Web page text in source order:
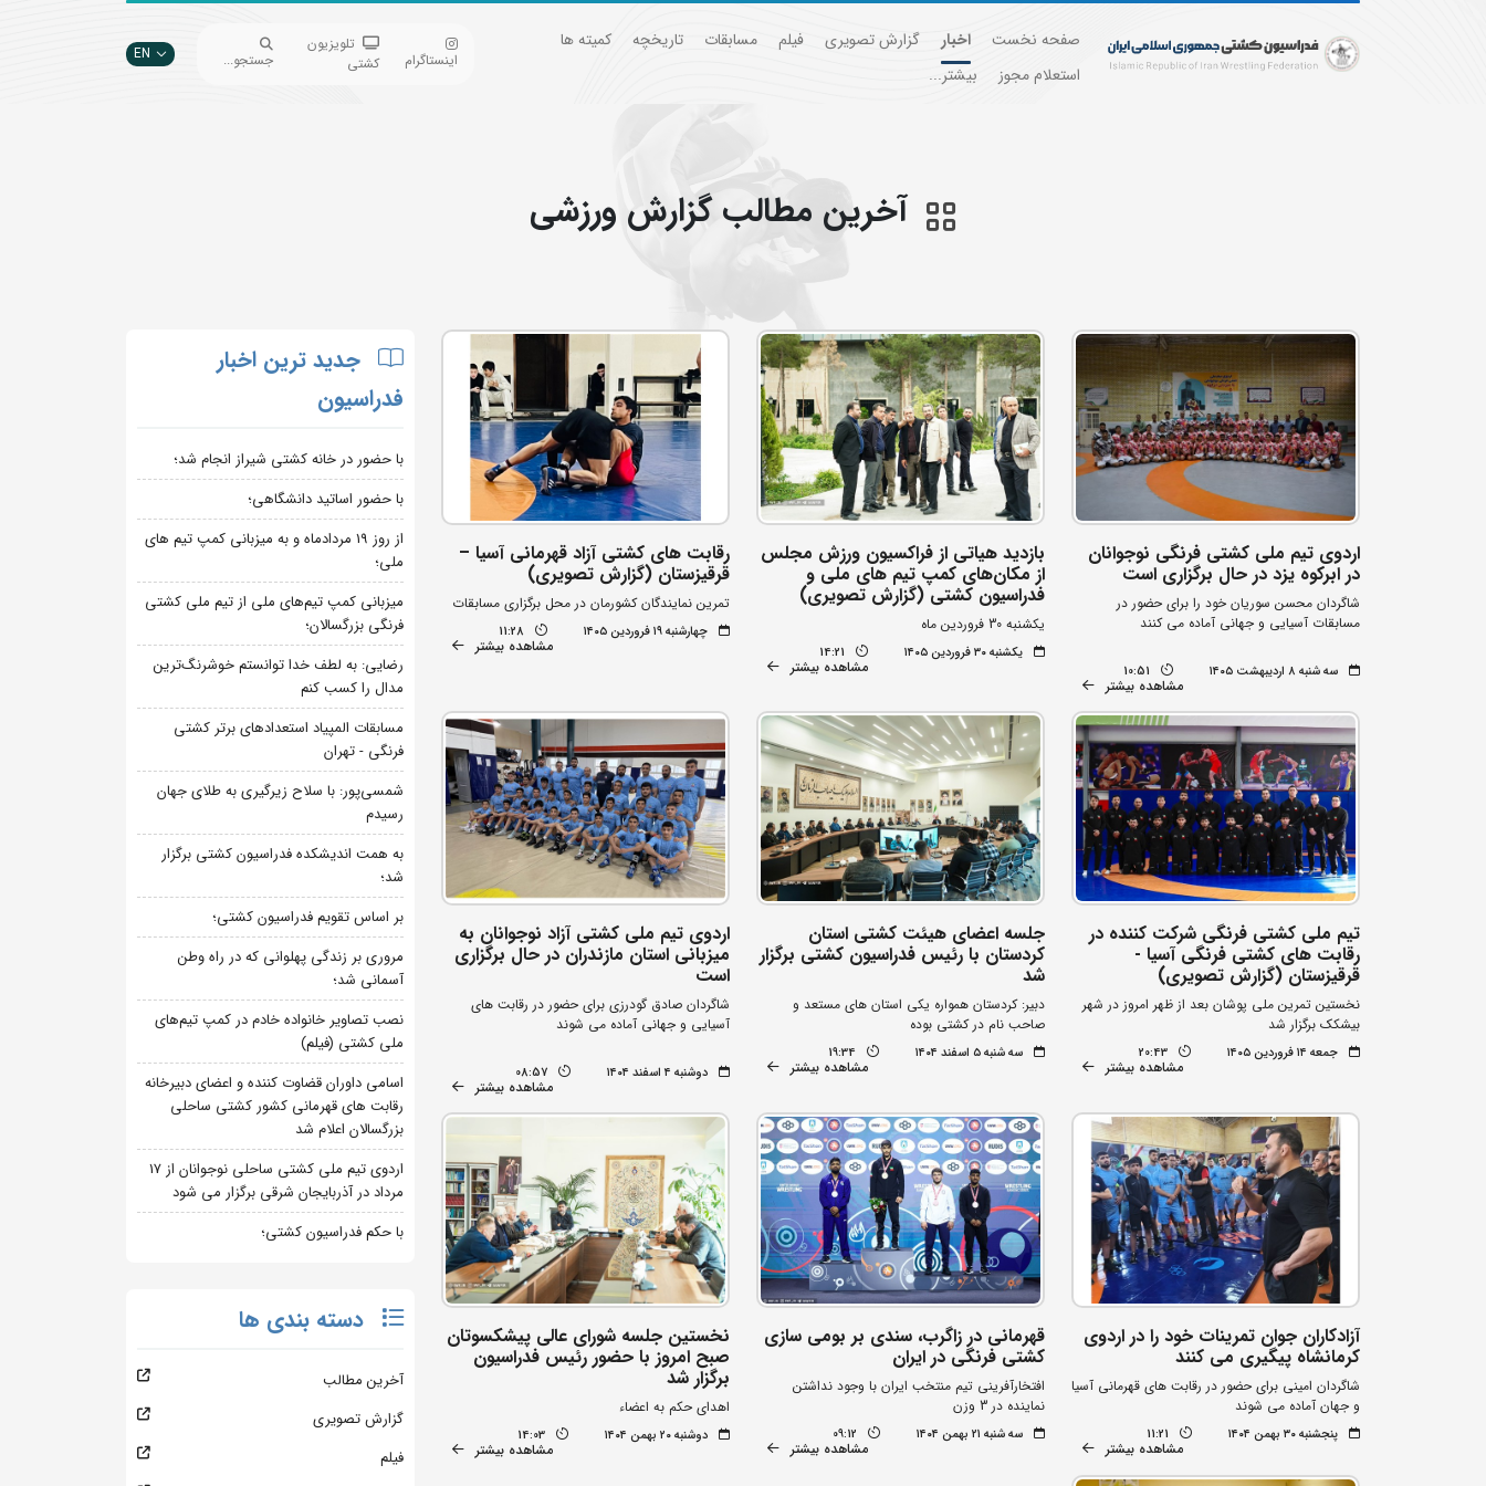
صفحه نخست اخبار گزارش تصویری فیلم مسابقات تاریخچه
کمیته ها
استعلام مجوز
بیشتر...
اینستاگرام
تلویزیون
کشتی
جستجو... EN
آخرین مطالب گزارش ورزشی
اردوی تیم ملی کشتی فرنگی نوجوانان
در ابرکوه یزد در حال برگزاری است
شاگردان محسن سوریان خود را برای حضور در
مسابقات آسیایی و جهانی آماده می کنند
سه شنبه ۸ اردیبهشت ۱۴۰۵ 10:51
مشاهده بیشتر
بازدید هیاتی از فراکسیون ورزش مجلس
از مکان‌های کمپ تیم های ملی و
فدراسیون کشتی (گزارش تصویری)
یکشنبه 30 فروردین ماه
یکشنبه ۳۰ فروردین ۱۴۰۵ 14:21
مشاهده بیشتر
رقابت های کشتی آزاد قهرمانی آسیا –
قرقیزستان (گزارش تصویری)
تمرین نمایندگان کشورمان در محل برگزاری مسابقات
چهارشنبه ۱۹ فروردین ۱۴۰۵ 11:28
مشاهده بیشتر
تیم ملی کشتی فرنگی شرکت کننده در
رقابت های کشتی فرنگی آسیا -
قرقیزستان (گزارش تصویری)
نخستین تمرین ملی پوشان بعد از ظهر امروز در شهر
بیشکک برگزار شد
جمعه ۱۴ فروردین ۱۴۰۵ 20:43
مشاهده بیشتر
جلسه اعضای هیئت کشتی استان
کردستان با رئیس فدراسیون کشتی برگزار
شد
دبیر: کردستان همواره یکی استان های مستعد و
صاحب نام در کشتی بوده
سه شنبه ۵ اسفند ۱۴۰۴ 19:34
مشاهده بیشتر
اردوی تیم ملی کشتی آزاد نوجوانان به
میزبانی استان مازندران در حال برگزاری
است
شاگردان صادق گودرزی برای حضور در رقابت های
آسیایی و جهانی آماده می شوند
دوشنبه ۴ اسفند ۱۴۰۴ 08:57
مشاهده بیشتر
آزادکاران جوان تمرینات خود را در اردوی
کرمانشاه پیگیری می کنند
شاگردان امینی برای حضور در رقابت های قهرمانی آسیا
و جهان آماده می شوند
پنجشنبه ۳۰ بهمن ۱۴۰۴ 11:21
مشاهده بیشتر
قهرمانی در زاگرب، سندی بر بومی سازی
کشتی فرنگی در ایران
افتخارآفرینی تیم منتخب ایران با وجود نداشتن
نماینده در 3 وزن
سه شنبه ۲۱ بهمن ۱۴۰۴ 09:12
مشاهده بیشتر
نخستین جلسه شورای عالی پیشکسوتان
صبح امروز با حضور رئیس فدراسیون
برگزار شد
اهدای حکم به اعضاء
دوشنبه ۲۰ بهمن ۱۴۰۴ 14:03
مشاهده بیشتر
جدید ترین اخبار
فدراسیون
با حضور در خانه کشتی شیراز انجام شد؛
با حضور اساتید دانشگاهی؛
از روز 19 مردادماه و به میزبانی کمپ تیم های
ملی؛
میزبانی کمپ تیم‌های ملی از تیم ملی کشتی
فرنگی بزرگسالان؛
رضایی: به لطف خدا توانستم خوشرنگ‌ترین
مدال را کسب کنم
مسابقات المپیاد استعدادهای برتر کشتی
فرنگی - تهران
شمسی‌پور: با سلاح زیرگیری به طلای جهان
رسیدم
به همت اندیشکده فدراسیون کشتی برگزار
شد؛
بر اساس تقویم فدراسیون کشتی؛
مروری بر زندگی پهلوانی که در راه وطن
آسمانی شد؛
نصب تصاویر خانواده خادم در کمپ تیم‌های
ملی کشتی (فیلم)
اسامی داوران قضاوت کننده و اعضای دبیرخانه
رقابت های قهرمانی کشور کشتی ساحلی
بزرگسالان اعلام شد
اردوی تیم ملی کشتی ساحلی نوجوانان از 17
مرداد در آذربایجان شرقی برگزار می شود
با حکم فدراسیون کشتی؛
دسته بندی ها
آخرین مطالب
گزارش تصویری
فیلم